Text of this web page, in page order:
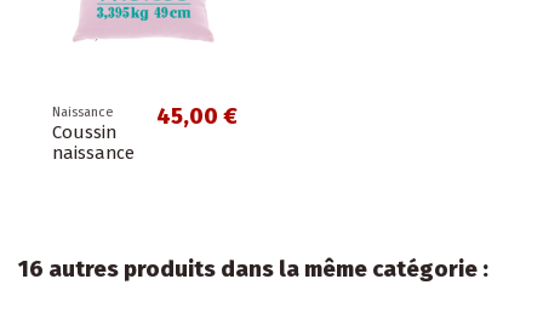
Naissance
Coussin
naissance
45,00 €
16 autres produits dans la même catégorie :